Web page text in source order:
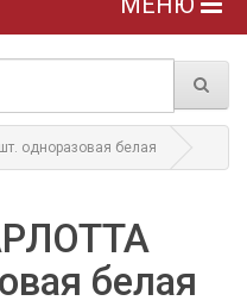
одноразовая белая
белая